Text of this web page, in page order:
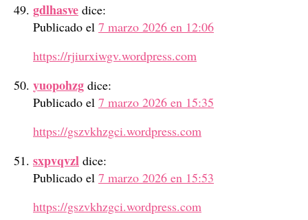
gdlhasve dice:
Publicado el 7 marzo 2026 en 12:06
https://rjiurxiwgv.wordpress.com
yuopohzg dice:
Publicado el 7 marzo 2026 en 15:35
https://gszvkhzgci.wordpress.com
sxpvqvzl dice:
Publicado el 7 marzo 2026 en 15:53
https://gszvkhzgci.wordpress.com